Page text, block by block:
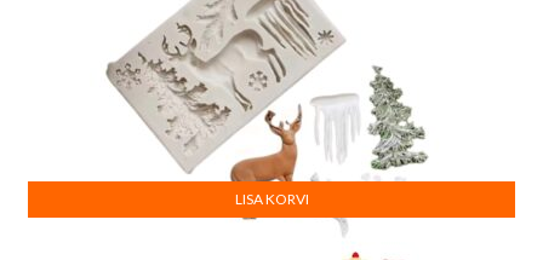
LISA KORVI